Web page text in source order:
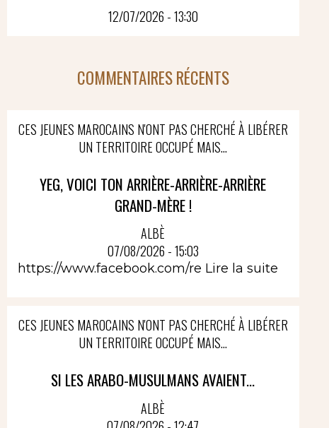
12/07/2026 - 13:30
COMMENTAIRES RÉCENTS
CES JEUNES MAROCAINS N'ONT PAS CHERCHÉ À LIBÉRER
UN TERRITOIRE OCCUPÉ MAIS...
YEG, VOICI TON ARRIÈRE-ARRIÈRE-ARRIÈRE
GRAND-MÈRE !
ALBÈ
07/08/2026 - 15:03
https://www.facebook.com/re Lire la suite
CES JEUNES MAROCAINS N'ONT PAS CHERCHÉ À LIBÉRER
UN TERRITOIRE OCCUPÉ MAIS...
SI LES ARABO-MUSULMANS AVAIENT...
ALBÈ